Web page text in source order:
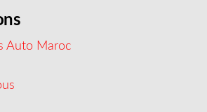
Auto Maroc